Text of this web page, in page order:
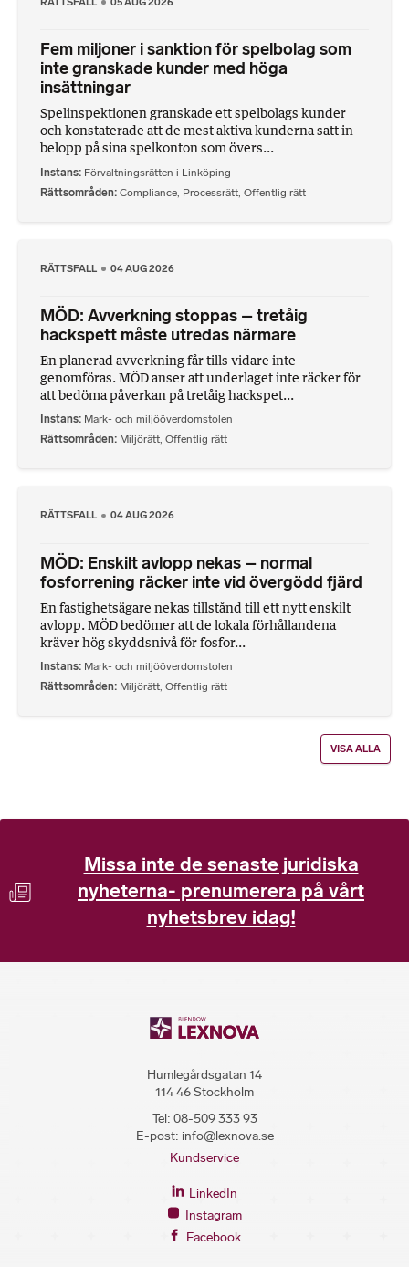
Fem miljoner i sanktion för spelbolag som
inte granskade kunder med höga
insättningar
Spelinspektionen granskade ett spelbolags kunder
och konstaterade att de mest aktiva kunderna satt in
belopp på sina spelkonton som övers...
Instans Förvaltningsrätten i Linköping
Rättsområden Compliance Processrätt Offentlig rätt
RÄTTSFALL 04 AUG 2026
MÖD: Avverkning stoppas – tretåig
hackspett måste utredas närmare
En planerad avverkning får tills vidare inte
genomföras. MÖD anser att underlaget inte räcker för
att bedöma påverkan på tretåig hackspet...
Instans Mark- och miljööverdomstolen
Rättsområden Miljörätt, Offentlig rätt
RÄTTSFALL 04 AUG 2026
MÖD: Enskilt avlopp nekas – normal
fosforrening räcker inte vid övergödd fjärd
En fastighetsägare nekas tillstånd till ett nytt enskilt
avlopp. MÖD bedömer att de lokala förhållandena
kräver hög skyddsnivå för fosfor...
Instans Mark- och miljööverdomstolen
Rättsområden Miljörätt, Offentlig rätt
VISA ALLA
Missa inte de senaste juridiska
nyheterna- prenumerera på vårt
nyhetsbrev idag!
Humlegårdsgatan 14
114 46 Stockholm
Tel: 08-509 333 93
E-post: info@lexnova.se
Kundservice
LinkedIn
Instagram
Facebook